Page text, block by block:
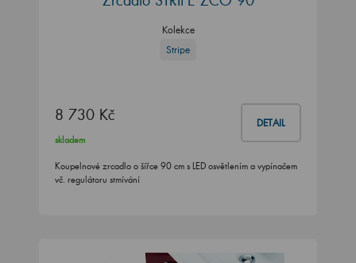
Kolekce
Stripe
8 730 Kč DETAIL
skladem
Koupelnové zrcadlo o šířce 90 cm s LED osvětlením a vypínačem
vč. regulátoru stmívání